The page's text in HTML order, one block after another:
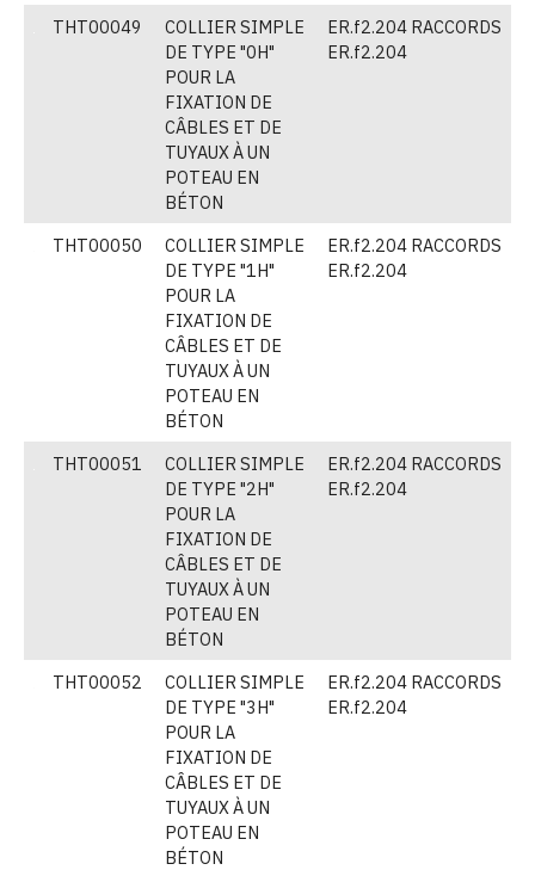
THT00049
COLLIER SIMPLE
DE TYPE "0H"
POUR LA
FIXATION DE
CÂBLES ET DE
TUYAUX À UN
POTEAU EN
BÉTON
ER.f2.204 RACCORDS
ER.f2.204
THT00050
COLLIER SIMPLE
DE TYPE "1H"
POUR LA
FIXATION DE
CÂBLES ET DE
TUYAUX À UN
POTEAU EN
BÉTON
ER.f2.204 RACCORDS
ER.f2.204
THT00051
COLLIER SIMPLE
DE TYPE "2H"
POUR LA
FIXATION DE
CÂBLES ET DE
TUYAUX À UN
POTEAU EN
BÉTON
ER.f2.204 RACCORDS
ER.f2.204
THT00052
COLLIER SIMPLE
DE TYPE "3H"
POUR LA
FIXATION DE
CÂBLES ET DE
TUYAUX À UN
POTEAU EN
BÉTON
ER.f2.204 RACCORDS
ER.f2.204